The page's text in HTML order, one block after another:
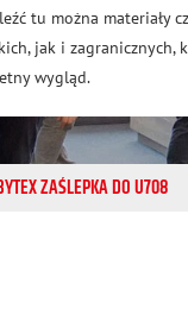
tu można materiały
jak i zagranicznych,
wygląd.
ZAŚLEPKA DO U708